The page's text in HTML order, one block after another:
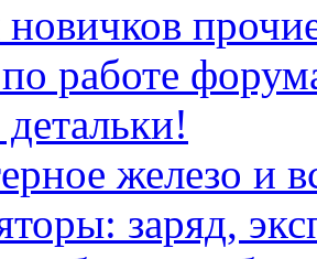
работе
железо и
заряд,